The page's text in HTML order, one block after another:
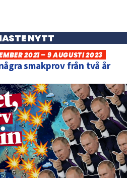
NYTT
2021 – 9 AUGUSTI 2023
smakprov från två år